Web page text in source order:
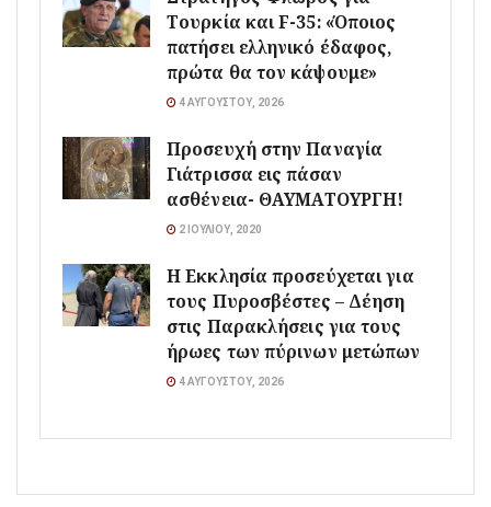
Τουρκία και F-35: «Όποιος
πατήσει ελληνικό έδαφος,
πρώτα θα τον κάψουμε»
4 ΑΥΓΟΎΣΤΟΥ, 2026
Προσευχή στην Παναγία
Γιάτρισσα εις πάσαν
ασθένεια- ΘΑΥΜΑΤΟΥΡΓΗ!
2 ΙΟΥΛΊΟΥ, 2020
Η Εκκλησία προσεύχεται για
τους Πυροσβέστες – Δέηση
στις Παρακλήσεις για τους
ήρωες των πύρινων μετώπων
4 ΑΥΓΟΎΣΤΟΥ, 2026